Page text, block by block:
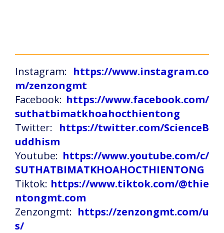
Instagram: https://www.instagram.co
m/zenzongmt
Facebook: https://www.facebook.com/
suthatbimatkhoahocthientong
Twitter: https://twitter.com/ScienceB
uddhism
Youtube: https://www.youtube.com/c/
SUTHATBIMATKHOAHOCTHIENTONG
Tiktok: https://www.tiktok.com/@thie
ntongmt.com
Zenzongmt: https://zenzongmt.com/u
s/